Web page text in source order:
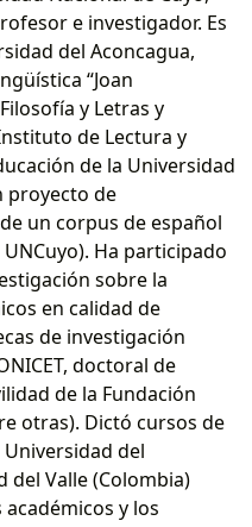
e investigador. Es
del Aconcagua,
“Joan
y Letras y
de Lectura y
de la Universidad
proyecto de
un corpus de español
Ha participado
sobre la
en calidad de
de investigación
doctoral de
de la Fundación
otras). Dictó cursos de
del
del Valle (Colombia)
y los